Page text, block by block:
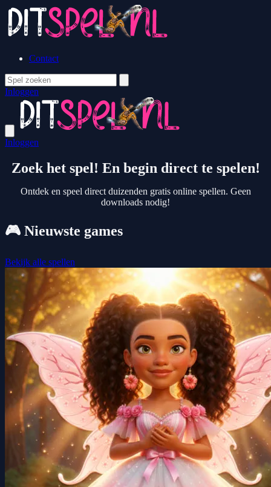
Contact
Inloggen
Inloggen
Zoek het spel! En begin direct te spelen!
Ontdek en speel direct duizenden gratis online spellen. Geen
downloads nodig!
🎮 Nieuwste games
Bekijk alle spellen